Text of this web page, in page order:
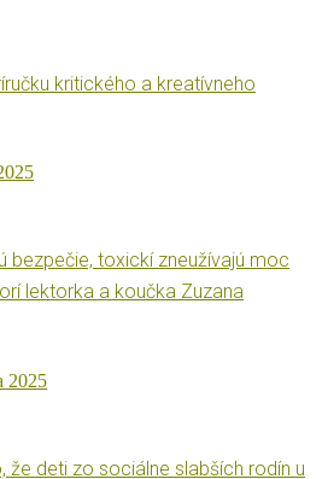
kritického a kreatívneho
bezpečie, toxickí zneužívajú moc
lektorka a koučka Zuzana
2025
že deti zo sociálne slabších rodín u